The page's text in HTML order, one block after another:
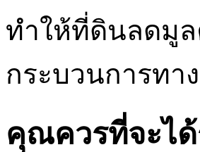
ทำให้ที่ดินลดมู
กระบวนการท
คุณควรที่จะได้